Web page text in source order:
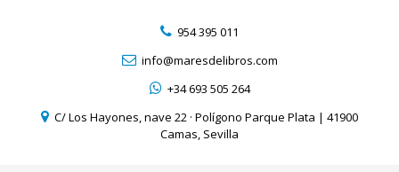
954 395 011
info@maresdelibros.com
+34 693 505 264
C/ Los Hayones, nave 22 · Polígono Parque Plata | 41900
Camas, Sevilla